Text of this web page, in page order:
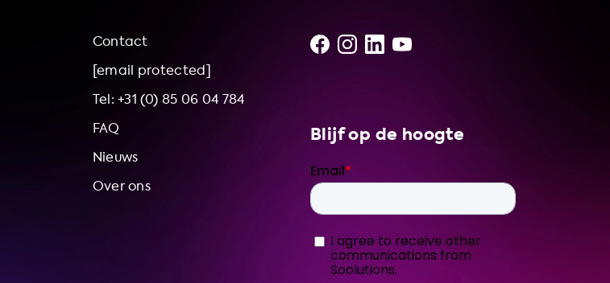
Contact
[email protected]
Tel: +31 (0) 85 06 04 784
FAQ
Nieuws
Over ons
Blijf op de hoogte